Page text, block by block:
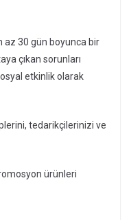
az 30 gün boyunca bir
çıkan sorunları
etkinlik olarak
tedarikçilerinizi ve
ürünleri